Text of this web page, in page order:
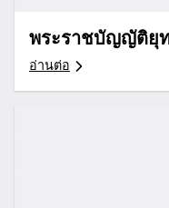
พระราชบัญญัติยุ
อ่านต่อ